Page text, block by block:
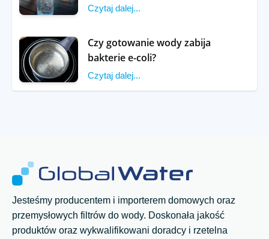
Czytaj dalej...
Czy gotowanie wody zabija
bakterie e-coli?
Czytaj dalej...
Jesteśmy producentem i importerem domowych oraz
przemysłowych filtrów do wody. Doskonała jakość
produktów oraz wykwalifikowani doradcy i rzetelna